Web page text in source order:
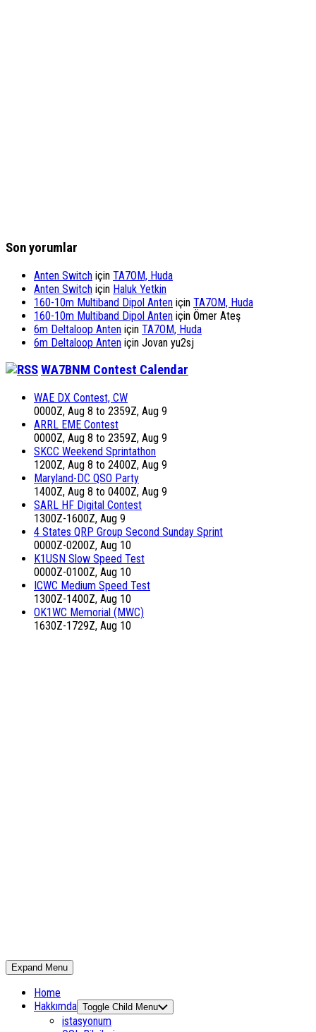
Son yorumlar
Anten Switch için TA7OM, Huda
Anten Switch için Haluk Yetkin
160-10m Multiband Dipol Anten için TA7OM, Huda
160-10m Multiband Dipol Anten için Ömer Ateş
6m Deltaloop Anten için TA7OM, Huda
6m Deltaloop Anten için Jovan yu2sj
WA7BNM Contest Calendar
WAE DX Contest, CW
0000Z, Aug 8 to 2359Z, Aug 9
ARRL EME Contest
0000Z, Aug 8 to 2359Z, Aug 9
SKCC Weekend Sprintathon
1200Z, Aug 8 to 2400Z, Aug 9
Maryland-DC QSO Party
1400Z, Aug 8 to 0400Z, Aug 9
SARL HF Digital Contest
1300Z-1600Z, Aug 9
4 States QRP Group Second Sunday Sprint
0000Z-0200Z, Aug 10
K1USN Slow Speed Test
0000Z-0100Z, Aug 10
ICWC Medium Speed Test
1300Z-1400Z, Aug 10
OK1WC Memorial (MWC)
1630Z-1729Z, Aug 10
Expand Menu
Home
Hakkımda Toggle Child Menu
istasyonum